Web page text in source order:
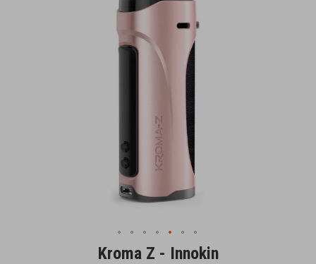
Kroma Z - Innokin